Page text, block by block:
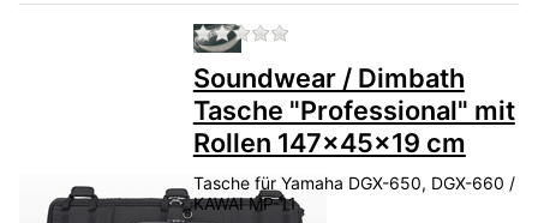
Zu diesem Produkt liegen
Soundwear / Dimbath
Tasche "Professional" mit
Rollen 147x45x19 cm
Tasche für Yamaha DGX-650, DGX-660 /
KAWAI MP-11